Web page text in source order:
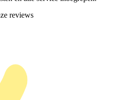
reviews